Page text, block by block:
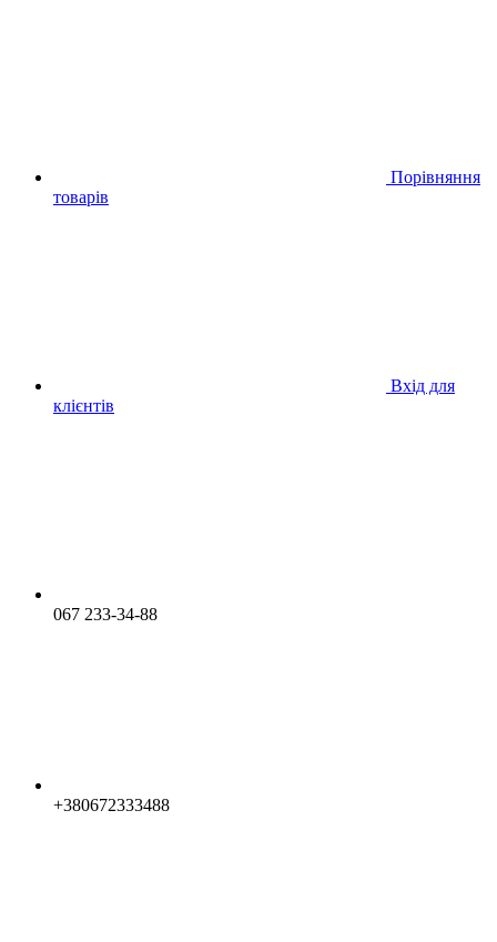
Порівняння
товарів
Вхід для
клієнтів
067 233-34-88
+380672333488